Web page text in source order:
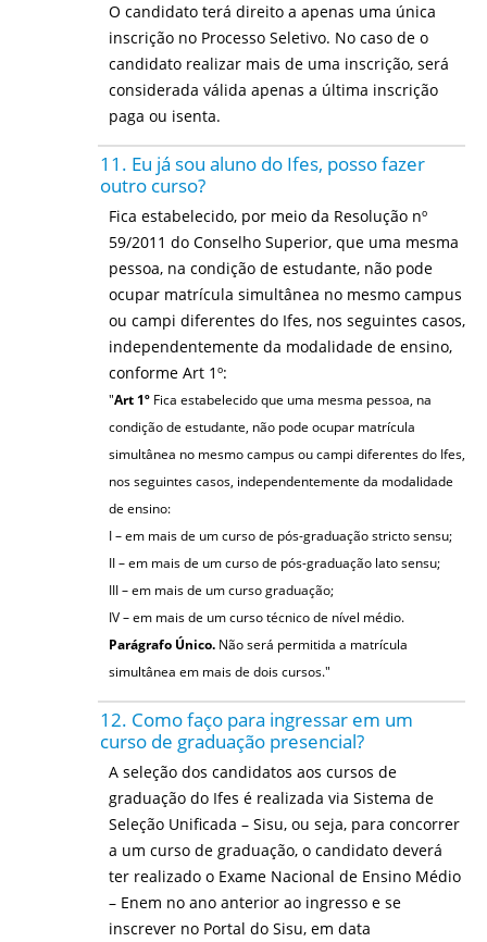
O candidato terá direito a apenas uma única
inscrição no Processo Seletivo. No caso de o
candidato realizar mais de uma inscrição, será
considerada válida apenas a última inscrição
paga ou isenta.
11. Eu já sou aluno do Ifes, posso fazer
outro curso?
Fica estabelecido, por meio da Resolução nº
59/2011 do Conselho Superior, que uma mesma
pessoa, na condição de estudante, não pode
ocupar matrícula simultânea no mesmo campus
ou campi diferentes do Ifes, nos seguintes casos,
independentemente da modalidade de ensino,
conforme Art 1º:
"Art 1º Fica estabelecido que uma mesma pessoa, na
condição de estudante, não pode ocupar matrícula
simultânea no mesmo campus ou campi diferentes do Ifes,
nos seguintes casos, independentemente da modalidade
de ensino:
I – em mais de um curso de pós-graduação stricto sensu;
II – em mais de um curso de pós-graduação lato sensu;
III – em mais de um curso graduação;
IV – em mais de um curso técnico de nível médio.
Parágrafo Único. Não será permitida a matrícula
simultânea em mais de dois cursos."
12. Como faço para ingressar em um
curso de graduação presencial?
A seleção dos candidatos aos cursos de
graduação do Ifes é realizada via Sistema de
Seleção Unificada – Sisu, ou seja, para concorrer
a um curso de graduação, o candidato deverá
ter realizado o Exame Nacional de Ensino Médio
– Enem no ano anterior ao ingresso e se
inscrever no Portal do Sisu, em data